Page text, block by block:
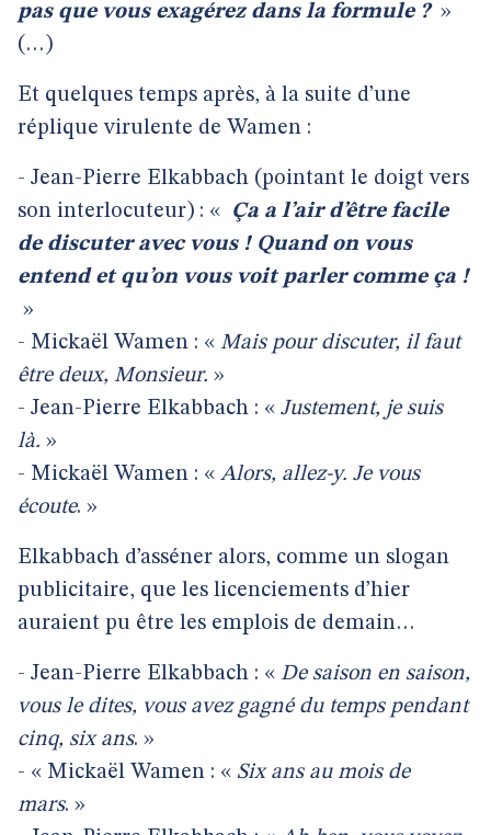
pas que vous exagérez dans la formule ? »
(…)
Et quelques temps après, à la suite d’une
réplique virulente de Wamen :
- Jean-Pierre Elkabbach (pointant le doigt vers
son interlocuteur) : « Ça a l’air d’être facile
de discuter avec vous ! Quand on vous
entend et qu’on vous voit parler comme ça !
»
- Mickaël Wamen : « Mais pour discuter, il faut
être deux, Monsieur. »
- Jean-Pierre Elkabbach : « Justement, je suis
là. »
- Mickaël Wamen : « Alors, allez-y. Je vous
écoute. »
Elkabbach d’asséner alors, comme un slogan
publicitaire, que les licenciements d’hier
auraient pu être les emplois de demain…
- Jean-Pierre Elkabbach : « De saison en saison,
vous le dites, vous avez gagné du temps pendant
cinq, six ans. »
- « Mickaël Wamen : « Six ans au mois de
mars. »